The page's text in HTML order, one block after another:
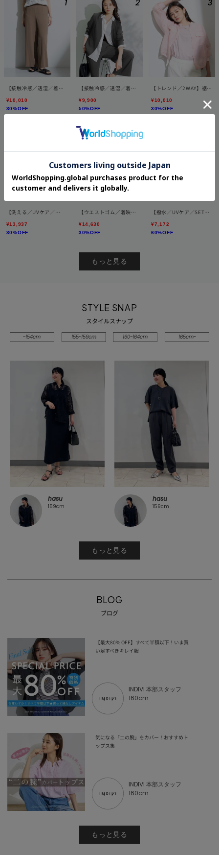
【接触冷感／透湿／着る
ンツ
¥10,010
30%OFF
【接触冷感／透湿／着る
ット
¥9,900
50%OFF
【トレンド／2WAY】裾ド
スブルゾン
¥10,010
30%OFF
【洗える／UVケア／
材テーラードジャケット
¥13,937
30%OFF
【ウエストゴム／着映
ツ
¥14,630
30%OFF
【撥水／UVケア／SETUP
ドストレートパンツ
¥7,172
60%OFF
もっと見る
STYLE SNAP
スタイルスナップ
~154cm 155~159cm 160~164cm 165cm~
hasu
159cm
hasu
159cm
もっと見る
BLOG
ブログ
【最大80% OFF】すべて半額以下！いま買
い足すべきキレイ服
INDIVI 本部スタッフ
160cm
気になる「二の腕」をカバー！おすすめト
ップス集
INDIVI 本部スタッフ
160cm
もっと見る